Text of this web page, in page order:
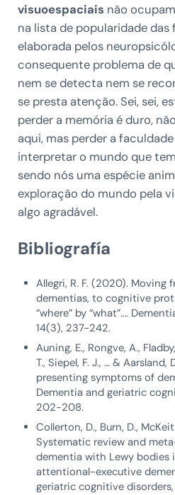
visuoespaciais não
na lista de popularidade
elaborada pelos
consequente problema de
nem se detecta nem se
se presta atenção. Sei, sei,
perder a memória é duro,
aqui, mas perder a
interpretar o mundo que
sendo nós uma espécie
exploração do mundo pela
algo agradável.
Bibliografía
Allegri, R. F. (2020). Moving
dementias, to cognitive
“where” by “what”….
14(3), 237-242.
Auning, E., Rongve, A.,
T., Siepel, F. J., … & Aarsland,
presenting symptoms of
Dementia and geriatric
202-208.
Collerton, D., Burn, D.,
Systematic review and
dementia with Lewy bodies
attentional-executive
geriatric cognitive